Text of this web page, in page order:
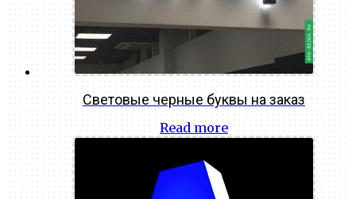
Световые черные буквы на заказ
Read more